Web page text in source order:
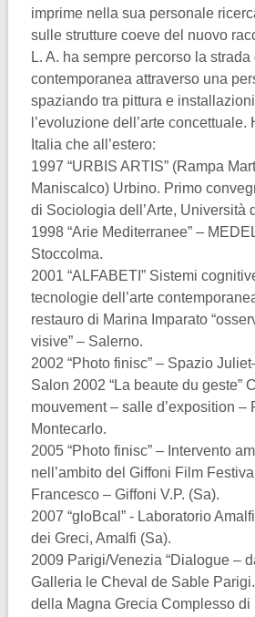
imprime nella sua personale
sulle strutture coeve del nuovo
L. A. ha sempre percorso la strada
contemporanea attraverso una
spaziando tra pittura e
l’evoluzione dell’arte
Italia che all’estero:
1997 “URBIS ARTIS” (Rampa
Maniscalco) Urbino. Primo
di Sociologia dell’Arte, Università
1998 “Arie Mediterranee” –
Stoccolma.
2001 “ALFABETI” Sistemi
tecnologie dell’arte
restauro di Marina Imparato
visive” – Salerno.
2002 “Photo finisc” – Spazio
Salon 2002 “La beaute du geste”
mouvement – salle d’exposition –
Montecarlo.
2005 “Photo finisc” – Intervento
nell’ambito del Giffoni Film
Francesco – Giffoni V.P. (Sa).
2007 “gloBcal” - Laboratorio
dei Greci, Amalfi (Sa).
2009 Parigi/Venezia “Dialogue –
Galleria le Cheval de Sable
della Magna Grecia Complesso di